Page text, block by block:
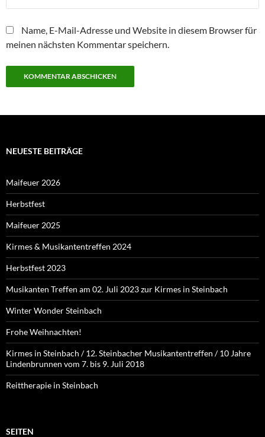
Name, E-Mail-Adresse und Website in diesem Browser für
meinen nächsten Kommentar speichern.
NEUESTE BEITRÄGE
Maifeuer 2026
Herbstfest
Maifeuer 2025
Kirmes & Musikantentreffen 2024
Herbstfest 2023
Musikanten Treffen am 02. Juli 2023 zur Kirmes in Steinbach
Winter Wonder Steinbach
Frohe Weihnachten!
Kirmes in Steinbach / 12. Steinbacher Musikantentreffen / 10 Jahre
Lindenbrunnen vom 7. bis 9. Juli 2018
Reittherapie in Steinbach
SEITEN